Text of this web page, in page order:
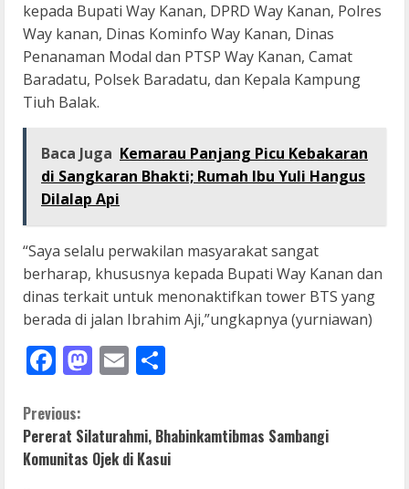
kepada Bupati Way Kanan, DPRD Way Kanan, Polres
Way kanan, Dinas Kominfo Way Kanan, Dinas
Penanaman Modal dan PTSP Way Kanan, Camat
Baradatu, Polsek Baradatu, dan Kepala Kampung
Tiuh Balak.
Baca Juga Kemarau Panjang Picu Kebakaran
di Sangkaran Bhakti; Rumah Ibu Yuli Hangus
Dilalap Api
“Saya selalu perwakilan masyarakat sangat
berharap, khususnya kepada Bupati Way Kanan dan
dinas terkait untuk menonaktifkan tower BTS yang
berada di jalan Ibrahim Aji,”ungkapnya (yurniawan)
Facebook
Mastodon
Email
C
o
Previous:
Pererat Silaturahmi, Bhabinkamtibmas Sambangi
Komunitas Ojek di Kasui